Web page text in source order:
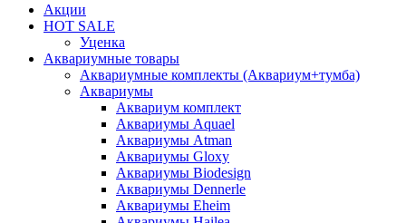
Акции
HOT SALE
Уценка
Аквариумные товары
Аквариумные комплекты (Аквариум+тумба)
Аквариумы
Аквариум комплект
Аквариумы Aquael
Аквариумы Atman
Аквариумы Gloxy
Аквариумы Biodesign
Аквариумы Dennerle
Аквариумы Eheim